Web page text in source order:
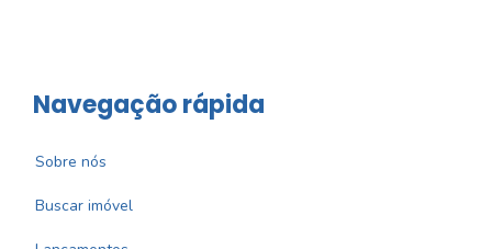
Navegação rápida
Sobre nós
Buscar imóvel